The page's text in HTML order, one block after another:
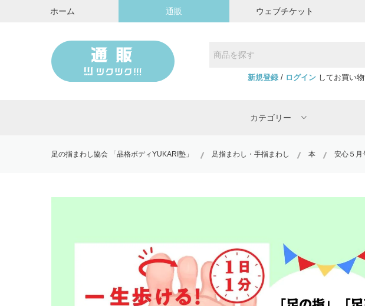
ホーム 通販 ウェブチケット
新規登録/ ログインしてお買い物
カテゴリー
足の指まわし協会 「品格ボディYUKARI塾」 足指まわし・手指まわし 本 安心５月